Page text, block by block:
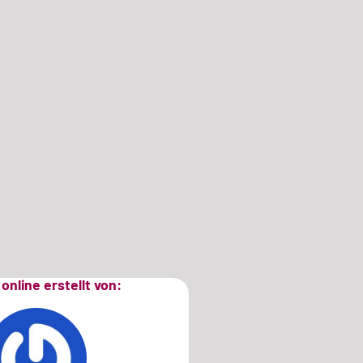
erstellt von: